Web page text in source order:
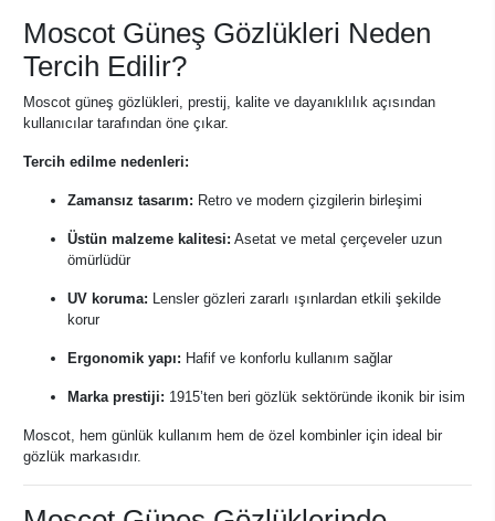
Moscot Güneş Gözlükleri Neden
Tercih Edilir?
Moscot güneş gözlükleri, prestij, kalite ve dayanıklılık açısından
kullanıcılar tarafından öne çıkar.
Tercih edilme nedenleri:
Zamansız tasarım: Retro ve modern çizgilerin birleşimi
Üstün malzeme kalitesi: Asetat ve metal çerçeveler uzun
ömürlüdür
UV koruma: Lensler gözleri zararlı ışınlardan etkili şekilde
korur
Ergonomik yapı: Hafif ve konforlu kullanım sağlar
Marka prestiji: 1915’ten beri gözlük sektöründe ikonik bir isim
Moscot, hem günlük kullanım hem de özel kombinler için ideal bir
gözlük markasıdır.